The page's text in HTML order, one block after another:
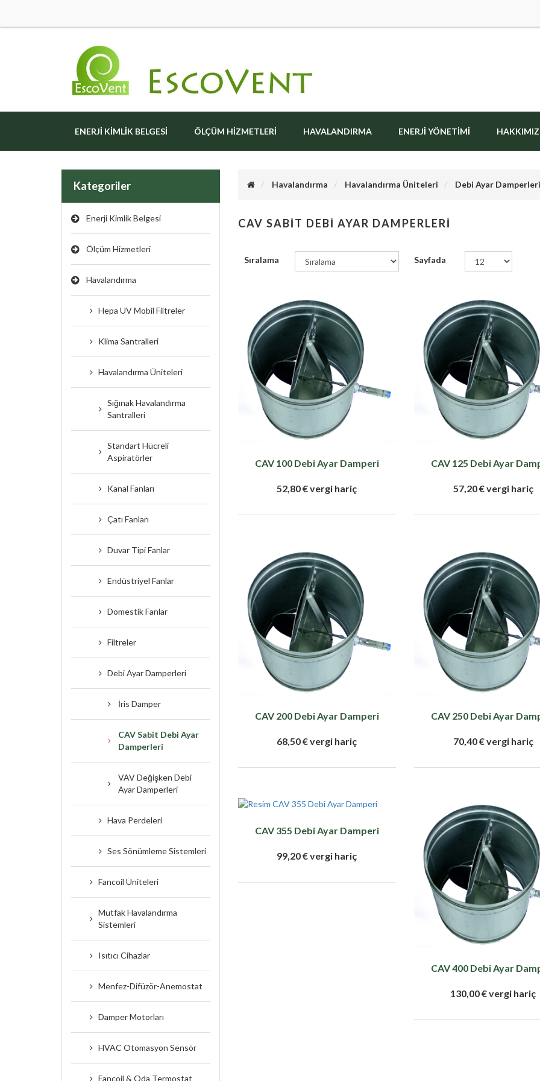
ENERJI KIMLIK BELGESI ÖLÇÜM HIZMETLERI HAVALANDIRMA ENERJI YÖNETIMI
Kategoriler
Enerji Kimlik Belgesi
Ölçüm Hizmetleri
Havalandırma
Hepa UV Mobil Filtreler
Klima Santralleri
Havalandırma Üniteleri
Sığınak Havalandırma
Santralleri
Standart Hücreli
Aspiratörler
Kanal Fanları
Çatı Fanları
Duvar Tipi Fanlar
Endüstriyel Fanlar
Domestik Fanlar
Filtreler
Debi Ayar Damperleri
İris Damper
CAV Sabit Debi Ayar
Damperleri
VAV Değişken Debi
Ayar Damperleri
Hava Perdeleri
Ses Sönümleme Sistemleri
Fancoil Üniteleri
Mutfak Havalandırma
Sistemleri
Isıtıcı Cihazlar
Menfez-Difüzör-Anemostat
Damper Motorları
HVAC Otomasyon Sensör
Fancoil & Oda Termostat
Havalandırma Havalandırma Üniteleri Debi Ayar Damperleri
CAV SABIT DEBI AYAR DAMPERLERI
Sıralama Sayfada
CAV 100 Debi Ayar Damperi
52,80 € vergi hariç
CAV 125 Debi Ayar
57,20 € vergi hariç
CAV 200 Debi Ayar Damperi
68,50 € vergi hariç
CAV 250 Debi Ayar
70,40 € vergi hariç
CAV 355 Debi Ayar Damperi
99,20 € vergi hariç
CAV 400 Debi Ayar
130,00 € vergi hariç